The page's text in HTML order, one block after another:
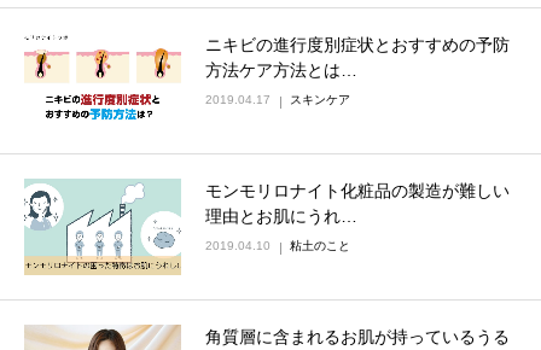
ニキビの進行度別症状とおすすめの予防
方法ケア方法とは…
2019.04.17 スキンケア
モンモリロナイト化粧品の製造が難しい
理由とお肌にうれ…
2019.04.10 粘土のこと
角質層に含まれるお肌が持っているうる